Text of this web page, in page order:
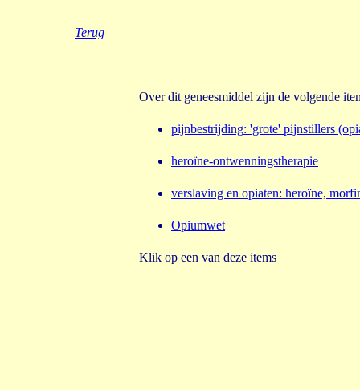
Terug
Over dit geneesmiddel zijn de volgende
pijnbestrijding: 'grote' pijnstillers
heroïne-ontwenningstherapie
verslaving en opiaten: heroïne,
Opiumwet
Klik op een van deze items